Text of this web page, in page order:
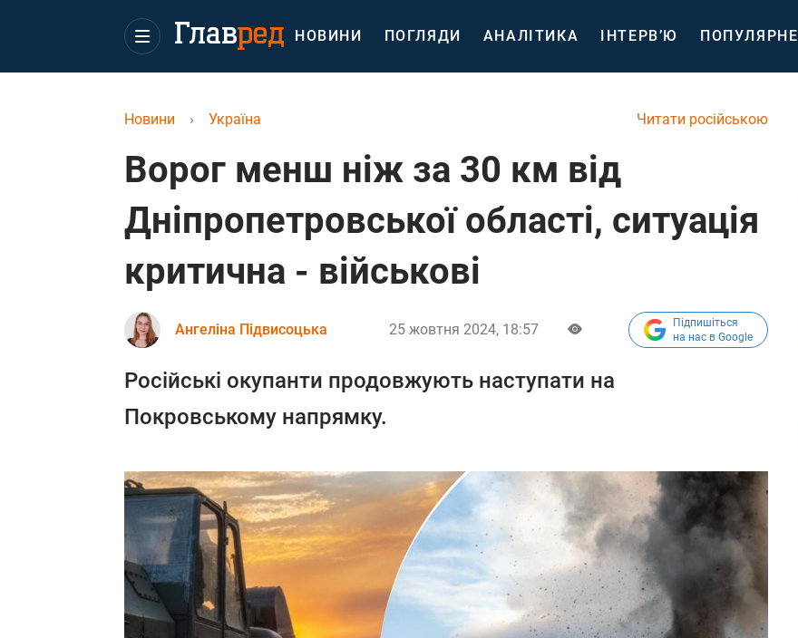
НОВИНИ ПОГЛЯДИ АНАЛІТИКА ІНТЕРВ’Ю ПОПУЛЯРНЕ
Читати російською
Новини › Україна
Ворог менш ніж за 30 км від
Дніпропетровської області, ситуація
критична - військові
Ангеліна Підвисоцька 25 жовтня 2024, 18:57
Підпишіться
на нас в Google
Російські окупанти продовжують наступати на
Покровському напрямку.